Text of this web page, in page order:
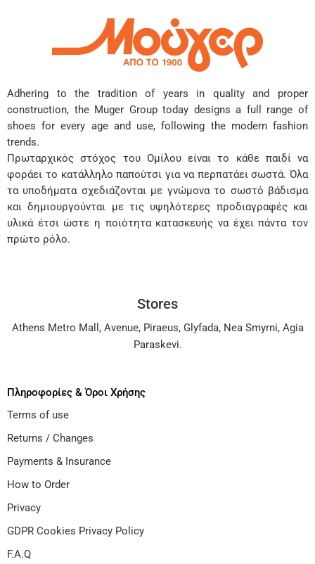
Adhering to the tradition of years in quality and proper
construction, the Muger Group today designs a full range of
shoes for every age and use, following the modern fashion
trends.
Πρωταρχικός στόχος του Ομίλου είναι το κάθε παιδί να
φοράει το κατάλληλο παπούτσι για να περπατάει σωστά. Όλα
τα υποδήματα σχεδιάζονται με γνώμονα το σωστό βάδισμα
και δημιουργούνται με τις υψηλότερες προδιαγραφές και
υλικά έτσι ώστε η ποιότητα κατασκευής να έχει πάντα τον
πρώτο ρόλο.
Stores
Athens Metro Mall , Avenue, Piraeus, Glyfada, Nea Smyrni, Agia
Paraskevi.
Πληροφορίες & Όροι Χρήσης
Terms of use
Returns / Changes
Payments & Insurance
How to Order
Privacy
GDPR Cookies Privacy Policy
F.A.Q